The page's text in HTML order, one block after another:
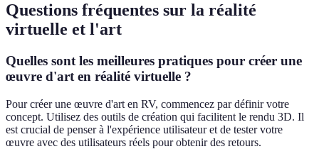
Questions fréquentes sur la réalité
virtuelle et l'art
Quelles sont les meilleures pratiques pour créer une
œuvre d'art en réalité virtuelle ?
Pour créer une œuvre d'art en RV, commencez par définir votre
concept. Utilisez des outils de création qui facilitent le rendu 3D. Il
est crucial de penser à l'expérience utilisateur et de tester votre
œuvre avec des utilisateurs réels pour obtenir des retours.